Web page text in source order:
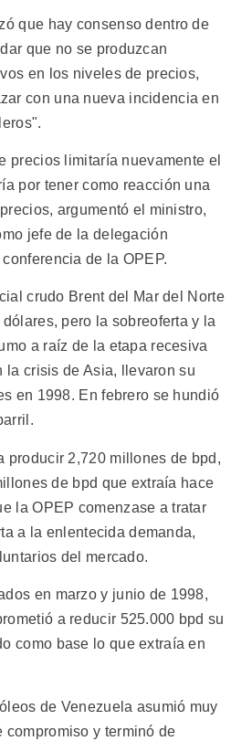
que hay consenso dentro de
que no se produzcan
en los niveles de precios,
con una nueva incidencia en
precios limitaría nuevamente el
por tener como reacción una
argumentó el ministro,
jefe de la delegación
de la OPEP.
crudo Brent del Mar del Norte
pero la sobreoferta y la
a raíz de la etapa recesiva
la crisis de Asia, llevaron su
en 1998. En febrero se hundió
producir 2,720 millones de bpd,
de bpd que extraía hace
la OPEP comenzase a tratar
a la enlentecida demanda,
del mercado.
en marzo y junio de 1998,
a reducir 525.000 bpd su
como base lo que extraía en
de Venezuela asumió muy
compromiso y terminó de